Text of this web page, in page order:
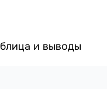
и выводы